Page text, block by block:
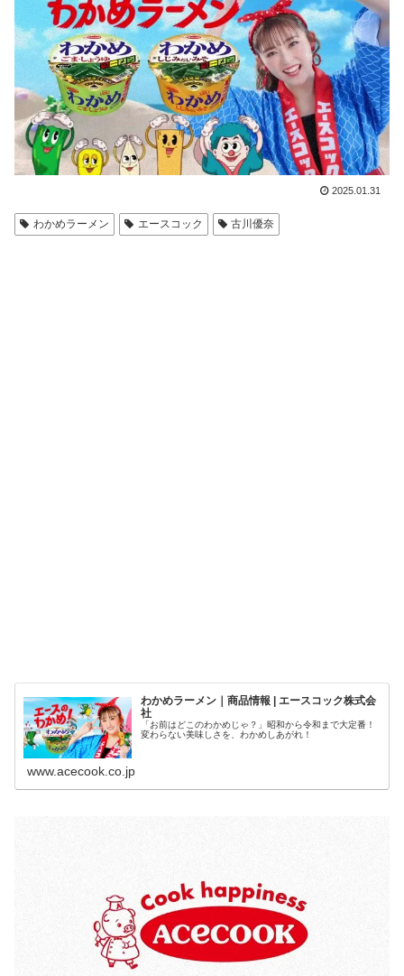
2025.01.31
わかめラーメン エースコック 古川優奈
わかめラーメン｜商品情報 | エースコック株式会
社
「お前はどこのわかめじゃ？」昭和から令和まで大定番！
変わらない美味しさを、わかめしあがれ！
www.acecook.co.jp